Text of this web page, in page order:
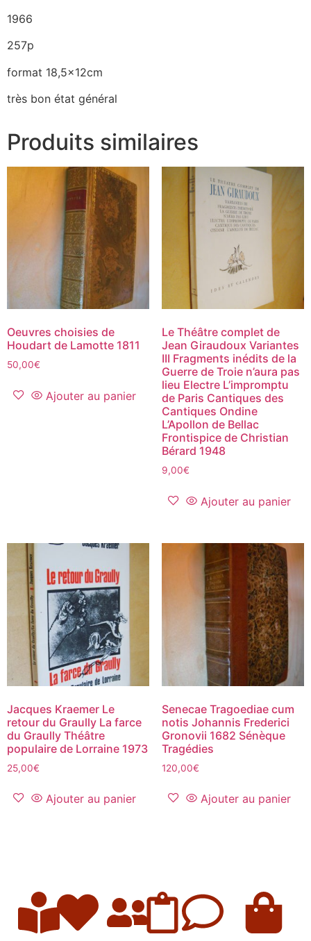
1966
257p
format 18,5x12cm
très bon état général
Produits similaires
Oeuvres choisies de
Houdart de Lamotte 1811
50,00€
Ajouter au panier
Le Théâtre complet de
Jean Giraudoux Variantes
III Fragments inédits de la
Guerre de Troie n’aura pas
lieu Electre L’impromptu
de Paris Cantiques des
Cantiques Ondine
L’Apollon de Bellac
Frontispice de Christian
Bérard 1948
9,00€
Ajouter au panier
Jacques Kraemer Le
retour du Graully La farce
du Graully Théâtre
populaire de Lorraine 1973
25,00€
Ajouter au panier
Senecae Tragoediae cum
notis Johannis Frederici
Gronovii 1682 Sénèque
Tragédies
120,00€
Ajouter au panier